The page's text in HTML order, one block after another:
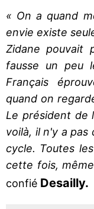
« On a quand
envie existe
Zidane pouvait
fausse un peu
Français
quand on
Le président de
voilà, il n'y a pas
cycle. Toutes
cette fois,
confié Desailly.